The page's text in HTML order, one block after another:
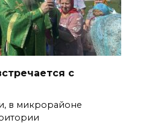
с
в микрорайоне